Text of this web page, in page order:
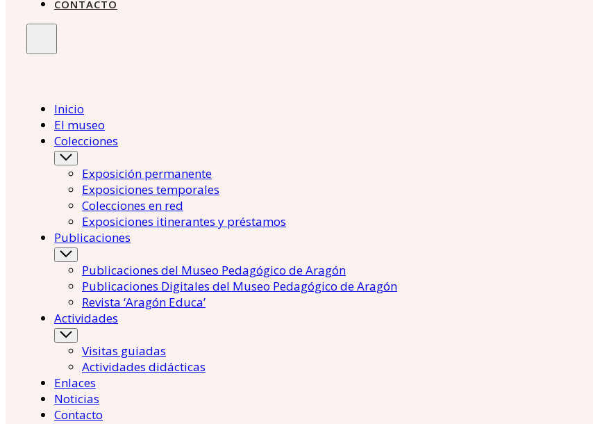
CONTACTO
Inicio
El museo
Colecciones
Exposición permanente
Exposiciones temporales
Colecciones en red
Exposiciones itinerantes y préstamos
Publicaciones
Publicaciones del Museo Pedagógico de Aragón
Publicaciones Digitales del Museo Pedagógico de Aragón
Revista ‘Aragón Educa’
Actividades
Visitas guiadas
Actividades didácticas
Enlaces
Noticias
Contacto